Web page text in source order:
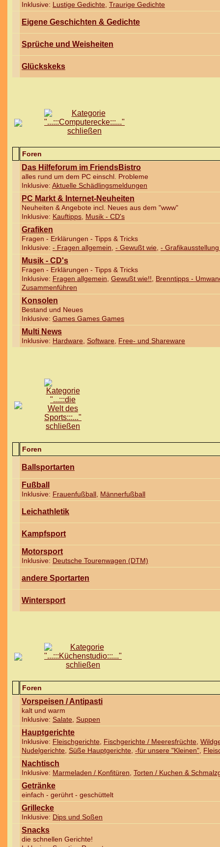
Inklusive: Lustige Gedichte Traurige Gedichte
Eigene Geschichten & Gedichte
Sprüche und Weisheiten
Glückskeks
Foren
Das Hilfeforum im FriendsBistro
alles rund um dem PC einschl. Probleme
Inklusive: Aktuelle Schädlingsmeldungen
PC Markt & Internet-Neuheiten
Neuheiten & Angebote incl. Neues aus dem "www"
Inklusive: Kauftipps Musik - CD's
Grafiken
Fragen - Erklärungen - Tipps & Tricks
Inklusive: - Fragen allgemein - Gewußt wie -
Musik - CD's
Fragen - Erklärungen - Tipps & Tricks
Inklusive: Fragen allgemein Gewußt wie!!
Brenntipps -
Zusammenführen
Konsolen
Bestand und Neues
Inklusive: Games Games Games
Multi News
Inklusive: Hardware Software Free- und Shareware
Foren
Ballsportarten
Fußball
Inklusive: Frauenfußball Männerfußball
Leichathletik
Kampfsport
Motorsport
Inklusive: Deutsche Tourenwagen (DTM)
andere Sportarten
Wintersport
Foren
Vorspeisen / Antipasti
kalt und warm
Inklusive: Salate Suppen
Hauptgerichte
Inklusive: Fleischgerichte Fischgerichte / Meeresfrüchte
Nudelgerichte Süße Hauptgerichte -für unsere "Kleinen"
Nachtisch
Inklusive: Marmeladen / Konfitüren Torten / Kuchen &
Getränke
einfach - gerührt - geschüttelt
Grillecke
Inklusive: Dips und Soßen
Snacks
die schnellen Gerichte!